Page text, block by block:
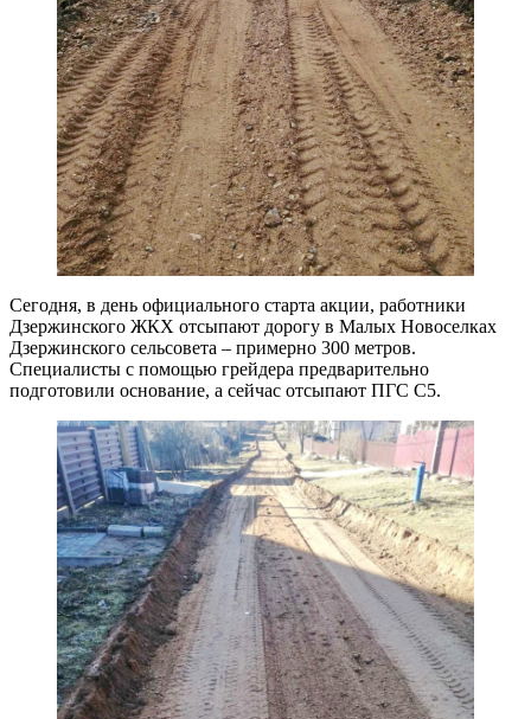
Сегодня, в день официального старта акции, работники
Дзержинского ЖКХ отсыпают дорогу в Малых Новоселках
Дзержинского сельсовета – примерно 300 метров.
Специалисты с помощью грейдера предварительно
подготовили основание, а сейчас отсыпают ПГС С5.